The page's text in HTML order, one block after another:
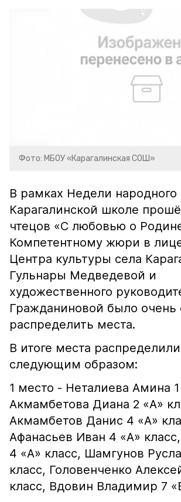
Фото: МБОУ «Карагалинская СОШ»
В рамках Недели народного
Карагалинской школе
чтецов «С любовью о
Компетентному жюри в
Центра культуры села
Гульнары Медведевой и
художественного
Гражданиновой было очень
распределить места.
В итоге места
следующим образом:
1 место - Неталиева Амина 1
Акмамбетова Диана 2 «А»
Акмамбетов Данис 4 «А»
Афанасьев Иван 4 «А»
4 «А» класс, Шамгунов
класс, Головенченко
класс, Вдовин Владимир 7